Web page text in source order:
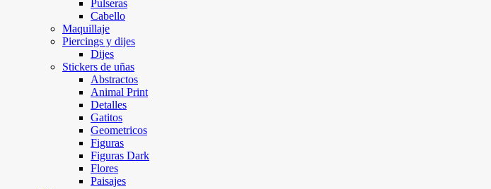
Pulseras
Cabello
Maquillaje
Piercings y dijes
Dijes
Stickers de uñas
Abstractos
Animal Print
Detalles
Gatitos
Geometricos
Figuras
Figuras Dark
Flores
Paisajes